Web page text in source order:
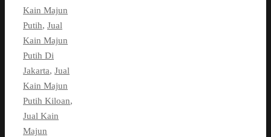
Kain Majun
Putih, Jual
Kain Majun
Putih Di
Jakarta, Jual
Kain Majun
Putih Kiloan,
Jual Kain
Majun